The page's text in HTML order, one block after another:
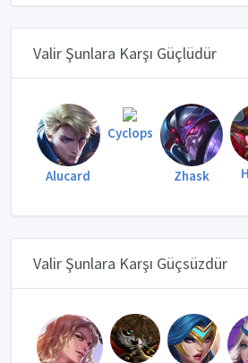
Valir Şunlara Karşı Güçlüdür
Alucard
Cyclops
Zhask
Valir Şunlara Karşı Güçsüzdür